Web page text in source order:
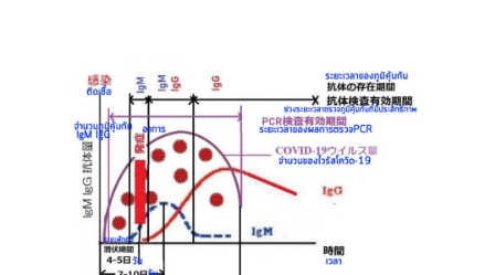
สาระน่ารู้
VIDEO
ภาพประทับใจ